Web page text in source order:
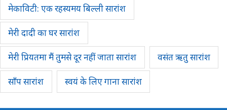
मेकाविटी: एक रहस्यमय बिल्ली सारांश
मेरी दादी का घर सारांश
मेरी प्रियतमा मैं तुमसे दूर नहीं जाता सारांश वसंत ऋतु सारांश
साँप सारांश स्वयं के लिए गाना सारांश